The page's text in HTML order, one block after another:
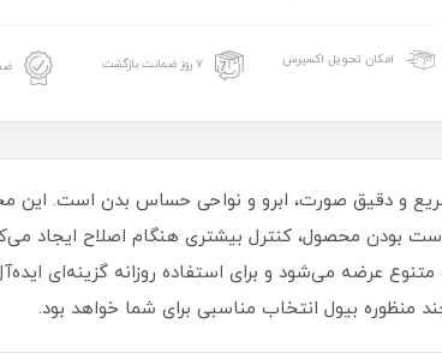
امکان تحویل اکسپرس ۷ روز ضمانت بازگشت
سریع و دقیق صورت، ابرو و نواحی حساس بدن است. این
محصول، کنترل بیشتری هنگام اصلاح ایجاد
عرضه می‌شود و برای استفاده روزانه گزینه‌ای
منظوره بیول انتخاب مناسبی برای شما خواهد بود.